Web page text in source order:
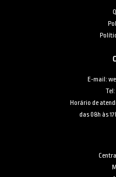
E-mail:
Horário de
das 08h às